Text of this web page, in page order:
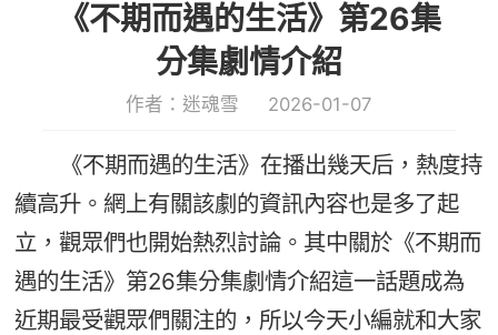
《不期而遇的生活》第26集
分集劇情介紹
作者：迷魂雪 2026-01-07
《不期而遇的生活》在播出幾天后，熱度持
續高升。網上有關該劇的資訊內容也是多了起
立，觀眾們也開始熱烈討論。其中關於《不期而
遇的生活》第26集分集劇情介紹這一話題成為
近期最受觀眾們關注的，所以今天小編就和大家